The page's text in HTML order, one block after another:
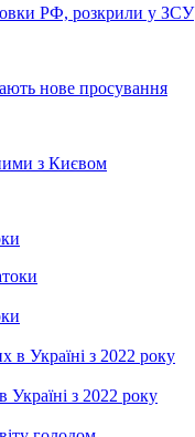
РФ, розкрили у ЗСУ
нове просування
з Києвом
з 2022 року